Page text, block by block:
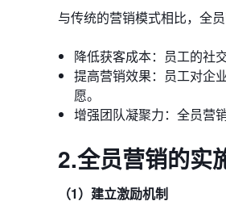
与传统的营销模式相比，全员
降低获客成本：员工的社
提高营销效果：员工对企
愿。
增强团队凝聚力：全员营
2.全员营销的实
（1）建立激励机制